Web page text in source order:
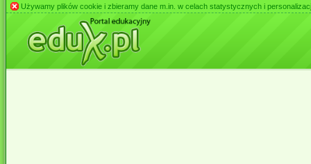
Używamy plików cookie i zbieramy dane m.in. w celach statystycznych i